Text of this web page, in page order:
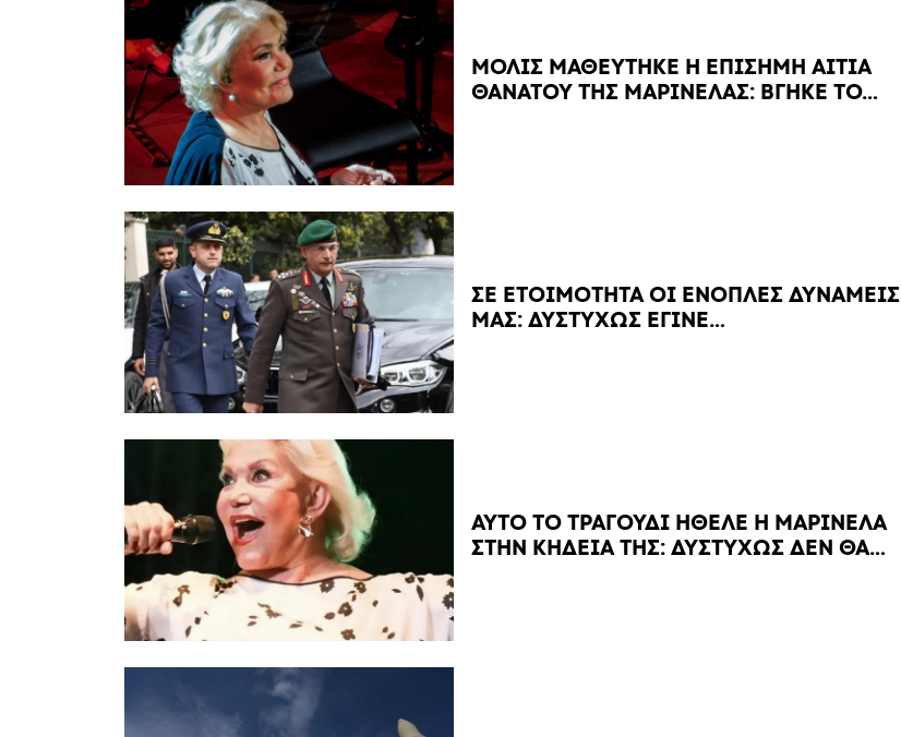
ΜΟΛΙΣ ΜΑΘΕΥΤΗΚΕ Η ΕΠΙΣΗΜΗ ΑΙΤΙΑ
ΘΑΝΑΤΟΥ ΤΗΣ ΜΑΡΙΝΕΛΑΣ: ΒΓΗΚΕ ΤΟ…
ΣΕ ΕΤΟΙΜΟΤΗΤΑ ΟΙ ΕΝΟΠΛΕΣ ΔΥΝΑΜΕΙΣ
ΜΑΣ: ΔΥΣΤΥΧΩΣ ΕΓΙΝΕ…
ΑΥΤΟ ΤΟ ΤΡΑΓΟΥΔΙ ΗΘΕΛΕ Η ΜΑΡΙΝΕΛΑ
ΣΤΗΝ ΚΗΔΕΙΑ ΤΗΣ: ΔΥΣΤΥΧΩΣ ΔΕΝ ΘΑ…